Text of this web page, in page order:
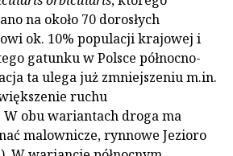
na około 70 dorosłych
ok. 10% populacji krajowej i
gatunku w Polsce północno-
ta ulega już zmniejszeniu m.in.
ruchu
W obu wariantach droga ma
malownicze, rynnowe Jezioro